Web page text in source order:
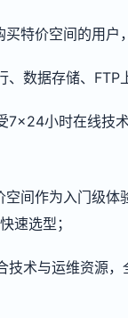
买特价空间的用
、数据存储、FTP
7×24小时在线技
空间作为入门级
速选型；
技术与运维资源